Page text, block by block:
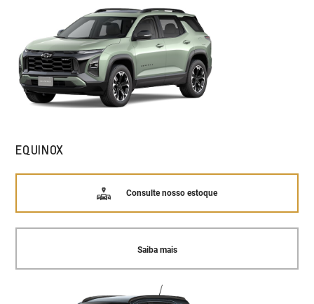
EQUINOX
Consulte nosso estoque
Saiba mais